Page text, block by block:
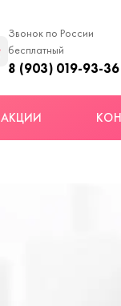
Звонок по России
бесплатный
8 (903) 019-93-36
АКЦИИ